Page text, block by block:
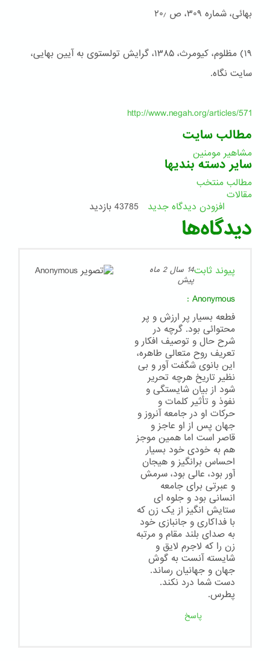
بهائی، شماره ۳۰۹، ص ۲۰٫
۱۹) مظلوم، کیومرث، ۱۳۸۵، گرایش تولستوی به آیین بهایی،
سایت نگاه.
http://www.negah.org/articles/571
مطالب سایت
مشاهیر مومنین
سایر دسته بندیها
مطالب منتخب
مقالات
افزودن دیدگاه جدید
43785 بازدید
دیدگاه‌ها
پیوند ثابت
14 سال 2 ماه
پیش
Anonymous
:
فطعه بسیار پر ارزش و پر
محتوائی بود. گرچه در
شرح حال و توصیف افکار و
تعریف روح متعالی طاهره،
این بانوی شگفت آور و بی
نظیر تاریخ هرچه تحریر
شود از بیان شایستگی و
نفوذ و تأثیر کلمات و
حرکات او در جامعه آنروز و
جهان پس از او عاجز و
قاصر است اما همین موجز
هم به خودی خود بسیار
احساس برانگیز و هیجان
آور بود، عالی بود، سرمش
و عبرتی برای جامعه
انسانی بود و جلوه ای
ستایش انگیز از یک زن که
با فداکاری و جانبازی خود
به صدای بلند مقام و مرتبه
زن را که لاجرم لایق و
شایسته آنست به گوش
جهان و جهانیان رساند.
دست شما درد نکند.
پطرس.
پاسخ